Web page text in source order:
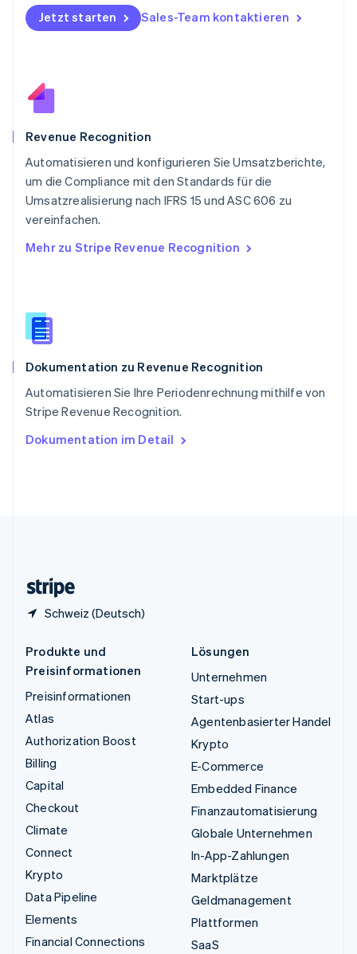
Jetzt starten Sales-Team kontaktieren
Revenue Recognition
Automatisieren und konfigurieren Sie Umsatzberichte,
um die Compliance mit den Standards für die
Umsatzrealisierung nach IFRS 15 und ASC 606 zu
vereinfachen.
Mehr zu Stripe Revenue Recognition
Dokumentation zu Revenue Recognition
Automatisieren Sie Ihre Periodenrechnung mithilfe von
Stripe Revenue Recognition.
Dokumentation im Detail
Schweiz (Deutsch)
DeutschEnglish
Polen
Rumänien
Schweden
SvenskaEnglish
DeutschFrançaisItalianoEnglish
Singapur
English 简体中文
Slowakei
Slowenien
English
Spanien
Thailand
Tschechische Republik
English
English
Produkte und
Preisinformationen
Preisinformationen
Atlas
Authorization Boost
Billing
Capital
Checkout
Climate
Connect
Krypto
Data Pipeline
Elements
Financial Connections
Lösungen
Unternehmen
Start-ups
Agentenbasierter Handel
Krypto
E-Commerce
Embedded Finance
Finanzautomatisierung
Globale Unternehmen
In-App-Zahlungen
Marktplätze
Geldmanagement
Plattformen
SaaS